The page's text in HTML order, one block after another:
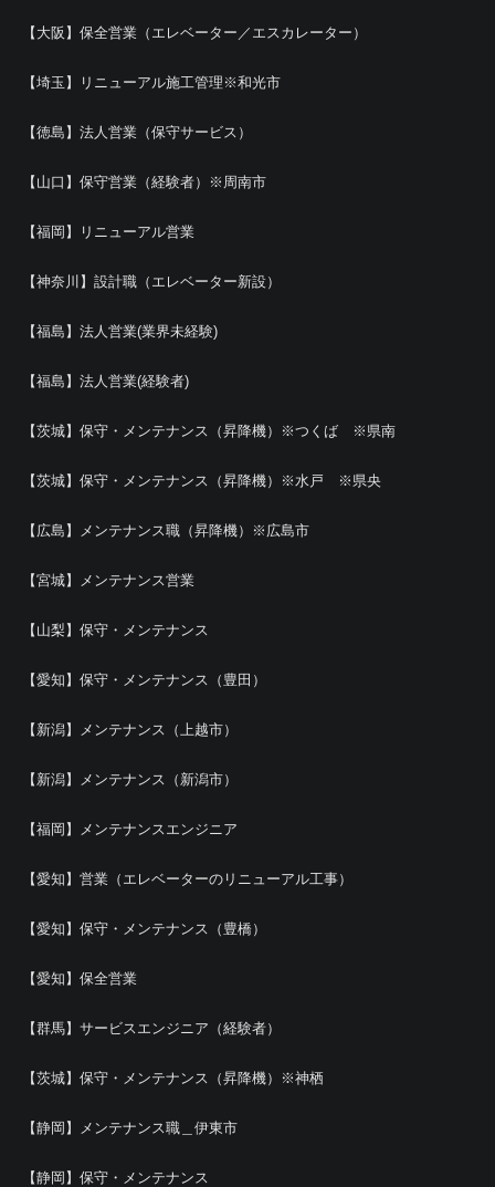
【大阪】保全営業（エレベーター／エスカレーター）
【埼玉】リニューアル施工管理※和光市
【徳島】法人営業（保守サービス）
【山口】保守営業（経験者）※周南市
【福岡】リニューアル営業
【神奈川】設計職（エレベーター新設）
【福島】法人営業(業界未経験)
【福島】法人営業(経験者)
【茨城】保守・メンテナンス（昇降機）※つくば ※県南
【茨城】保守・メンテナンス（昇降機）※水戸 ※県央
【広島】メンテナンス職（昇降機）※広島市
【宮城】メンテナンス営業
【山梨】保守・メンテナンス
【愛知】保守・メンテナンス（豊田）
【新潟】メンテナンス（上越市）
【新潟】メンテナンス（新潟市）
【福岡】メンテナンスエンジニア
【愛知】営業（エレベーターのリニューアル工事）
【愛知】保守・メンテナンス（豊橋）
【愛知】保全営業
【群馬】サービスエンジニア（経験者）
【茨城】保守・メンテナンス（昇降機）※神栖
【静岡】メンテナンス職＿伊東市
【静岡】保守・メンテナンス